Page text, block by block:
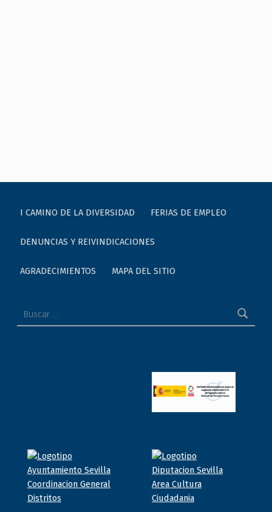
Skip back to main navigation
I CAMINO DE LA DIVERSIDAD FERIAS DE EMPLEO
DENUNCIAS Y REIVINDICACIONES
AGRADECIMIENTOS MAPA DEL SITIO